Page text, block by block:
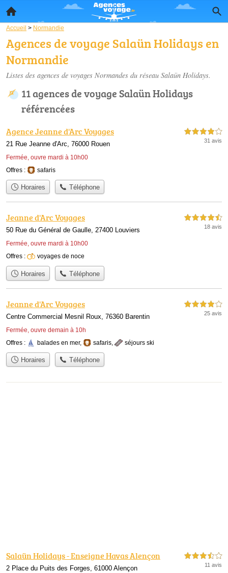
Accueil > Normandie
Agences de voyage Salaün Holidays en
Normandie
Listes des agences de voyages Normandes du réseau Salaün Holidays.
11 agences de voyage Salaün Holidays
référencées
Agence Jeanne d'Arc Voyages
21 Rue Jeanne d'Arc, 76000 Rouen
Fermée, ouvre mardi à 10h00
4,0 étoiles sur 5
31 avis
Offres : safaris
Horaires Téléphone
Jeanne d'Arc Voyages
50 Rue du Général de Gaulle, 27400 Louviers
Fermée, ouvre mardi à 10h00
4,5 étoiles sur 5
18 avis
Offres : voyages de noce
Horaires Téléphone
Jeanne d'Arc Voyages
Centre Commercial Mesnil Roux, 76360 Barentin
Fermée, ouvre demain à 10h
4,0 étoiles sur 5
25 avis
Offres : balades en mer, safaris séjours ski
Horaires Téléphone
Salaün Holidays - Enseigne Havas Alençon
2 Place du Puits des Forges, 61000 Alençon
3,5 étoiles sur 5
11 avis